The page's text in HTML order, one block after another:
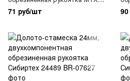
245099
71 руб/шт